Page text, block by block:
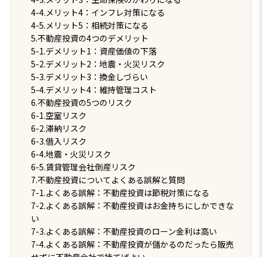
4-4.メリット4：インフレ対策になる
4-5.メリット5：相続対策になる
5.不動産投資の4つのデメリット
5-1.デメリット1：資産価値の下落
5-2.デメリット2：地震・火災リスク
5-3.デメリット3：換金しづらい
5-4.デメリット4：維持管理コスト
6.不動産投資の5つのリスク
6-1.空室リスク
6-2.滞納リスク
6-3.借入リスク
6-4.地震・火災リスク
6-5.賃貸管理会社倒産リスク
7.不動産投資についてよくある誤解と質問
7-1.よくある誤解：不動産投資は節税対策になる
7-2.よくある誤解：不動産投資はお金持ちにしかできな
い
7-3.よくある誤解：不動産投資のローン金利は高い
7-4.よくある誤解：不動産投資が儲かるのだったら販売